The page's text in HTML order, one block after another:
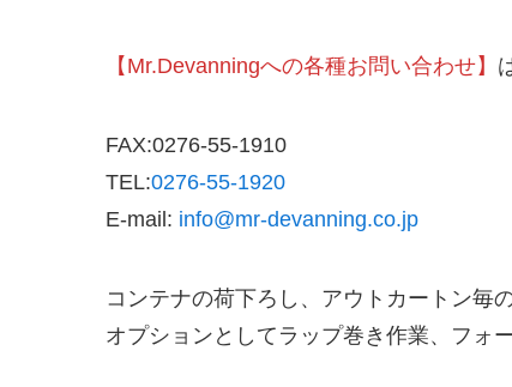
【Mr.Devanningへの各種お問い合わせ】
FAX:0276-55-1910
TEL:0276-55-1920
E-mail: info@mr-devanning.co.jp
コンテナの荷下ろし、アウトカートン毎
オプションとしてラップ巻き作業、フォ